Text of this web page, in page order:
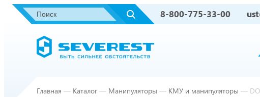
8-800-775-33-00
Главная — Каталог — Манипуляторы — КМУ и манипуляторы —